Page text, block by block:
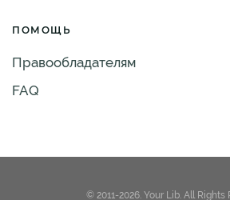
ПОМОЩЬ
Правообладателям
FAQ
© 2011-2026. Your Lib. All Rights